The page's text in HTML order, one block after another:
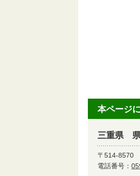
本ページ
三重県
〒514-8570
電話番号：